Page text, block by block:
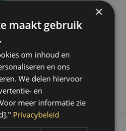
1
Op werkdagen voor 14.00 uur
×
maakt gebruik
om inhoud en
en ons
We delen hiervoor
en
meer informatie zie
Privacybeleid